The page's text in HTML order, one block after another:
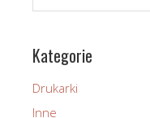
Kategorie
Drukarki
Inne